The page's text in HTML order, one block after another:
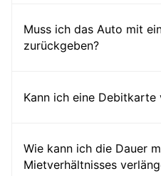
Muss ich das Auto mit
zurückgeben?
Kann ich eine Debitkarte
Wie kann ich die Dauer
Mietverhältnisses